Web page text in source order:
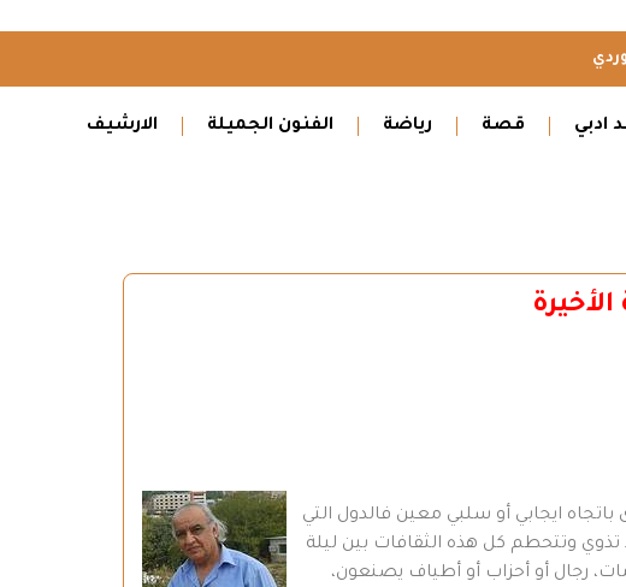
ادبي قصة رياضة الفنون الجميلة الارشيف
باتجاه ايجابي أو سلبي معين فالدول التي
وتتحطم كل هذه الثقافات بين ليلة
رجال أو أحزاب أو أطياف يصنعون،